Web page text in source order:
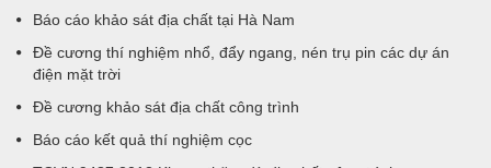
Báo cáo khảo sát địa chất tại Hà Nam
Đề cương thí nghiệm nhổ, đẩy ngang, nén trụ pin các dự án
điện mặt trời
Đề cương khảo sát địa chất công trình
Báo cáo kết quả thí nghiệm cọc